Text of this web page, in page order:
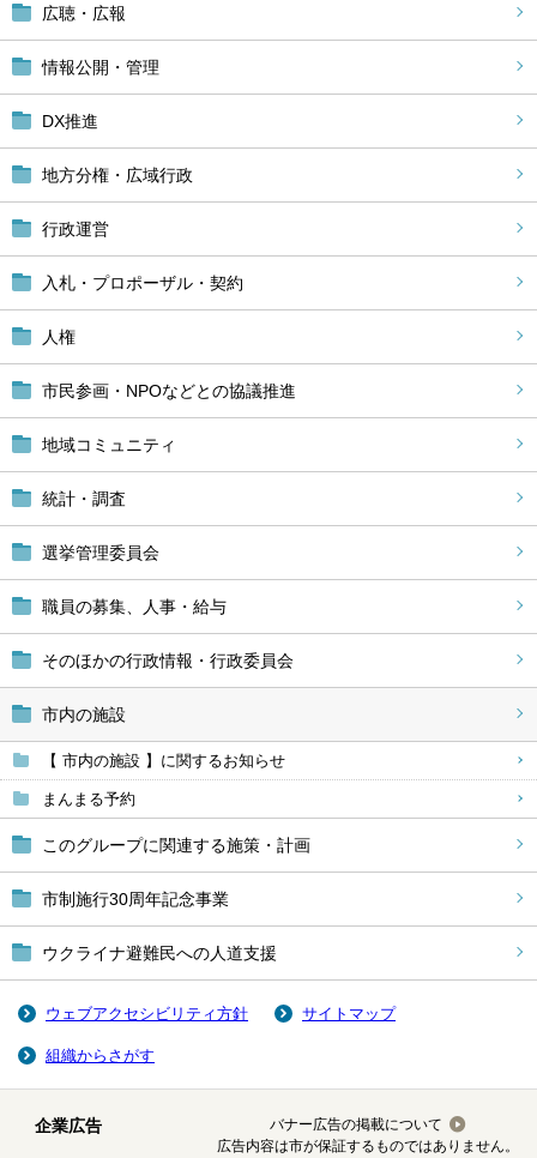
広聴・広報
情報公開・管理
DX推進
地方分権・広域行政
行政運営
入札・プロポーザル・契約
人権
市民参画・NPOなどとの協議推進
地域コミュニティ
統計・調査
選挙管理委員会
職員の募集、人事・給与
そのほかの行政情報・行政委員会
市内の施設
【 市内の施設 】に関するお知らせ
まんまる予約
このグループに関連する施策・計画
市制施行30周年記念事業
ウクライナ避難民への人道支援
ウェブアクセシビリティ方針 サイトマップ
組織からさがす
企業広告
バナー広告の掲載について
広告内容は市が保証するものではありません。